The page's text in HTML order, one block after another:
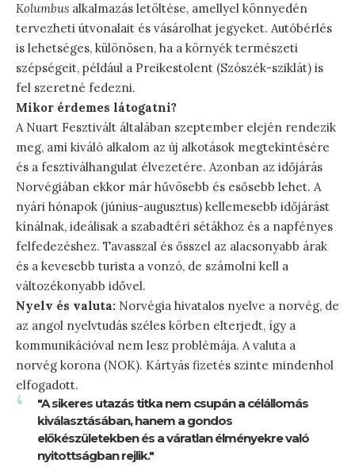
Kolumbus alkalmazás letöltése, amellyel könnyedén
tervezheti útvonalait és vásárolhat jegyeket. Autóbérlés
is lehetséges, különösen, ha a környék természeti
szépségeit, például a Preikestolent (Szószék-sziklát) is
fel szeretné fedezni.
Mikor érdemes látogatni?
A Nuart Fesztivált általában szeptember elején rendezik
meg, ami kiváló alkalom az új alkotások megtekintésére
és a fesztiválhangulat élvezetére. Azonban az időjárás
Norvégiában ekkor már hűvösebb és esősebb lehet. A
nyári hónapok (június-augusztus) kellemesebb időjárást
kínálnak, ideálisak a szabadtéri sétákhoz és a napfényes
felfedezéshez. Tavasszal és ősszel az alacsonyabb árak
és a kevesebb turista a vonzó, de számolni kell a
változékonyabb idővel.
Nyelv és valuta: Norvégia hivatalos nyelve a norvég, de
az angol nyelvtudás széles körben elterjedt, így a
kommunikációval nem lesz problémája. A valuta a
norvég korona (NOK). Kártyás fizetés szinte mindenhol
elfogadott.
"A sikeres utazás titka nem csupán a célállomás
kiválasztásában, hanem a gondos
előkészületekben és a váratlan élményekre való
nyitottságban rejlik."